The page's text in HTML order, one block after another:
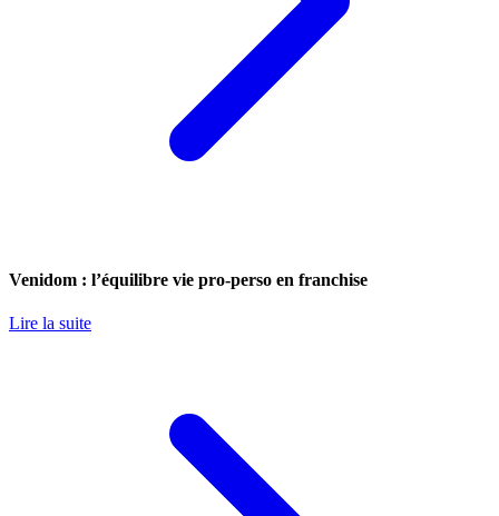
Venidom : l’équilibre vie pro-perso en franchise
Lire la suite